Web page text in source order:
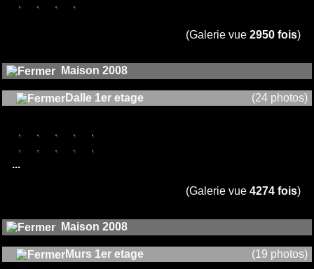
(Galerie vue 2950 fois)
Maison 2008
Dalle 1er etage (24 photos)
...
(Galerie vue 4274 fois)
Maison 2008
Murs 1er etage (19 photos)